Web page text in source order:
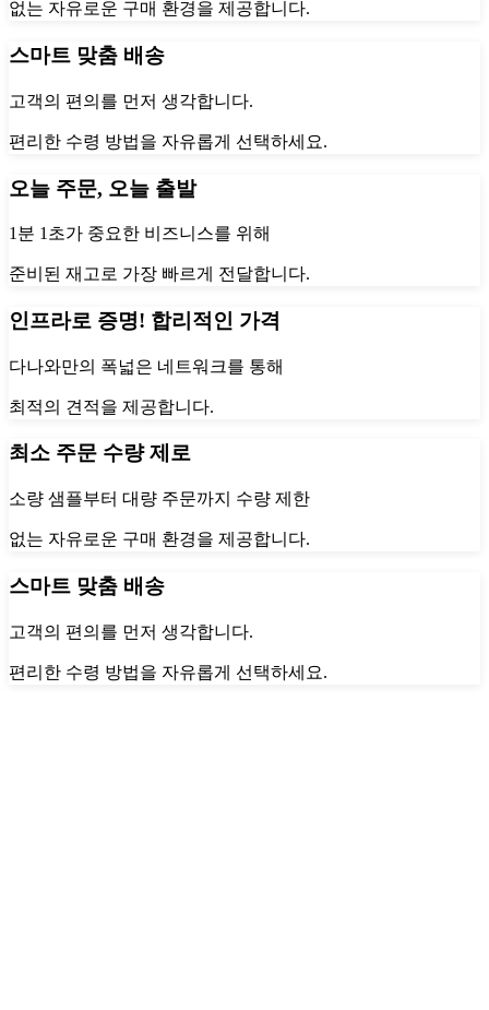
없는 자유로운 구매 환경을 제공합니다.
스마트 맞춤 배송
고객의 편의를 먼저 생각합니다.
편리한 수령 방법을 자유롭게 선택하세요.
오늘 주문, 오늘 출발
1분 1초가 중요한 비즈니스를 위해
준비된 재고로 가장 빠르게 전달합니다.
인프라로 증명! 합리적인 가격
다나와만의 폭넓은 네트워크를 통해
최적의 견적을 제공합니다.
최소 주문 수량 제로
소량 샘플부터 대량 주문까지 수량 제한
없는 자유로운 구매 환경을 제공합니다.
스마트 맞춤 배송
고객의 편의를 먼저 생각합니다.
편리한 수령 방법을 자유롭게 선택하세요.